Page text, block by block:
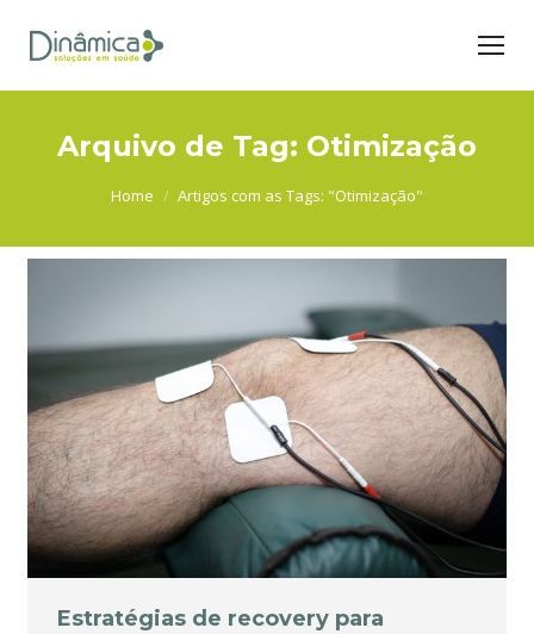
Arquivo de Tag: Otimização
You are here:Home Artigos com as Tags: "Otimização"
Estratégias de recovery para